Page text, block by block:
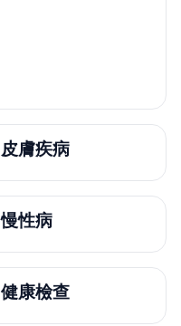
皮膚疾病
慢性病
健康檢查